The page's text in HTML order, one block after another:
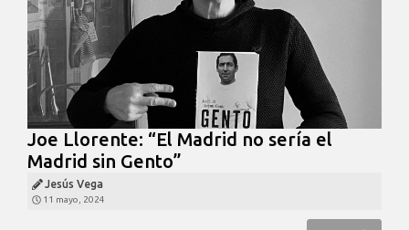
Joe Llorente: “El Madrid no sería el
Madrid sin Gento”
Jesús Vega
11 mayo, 2024